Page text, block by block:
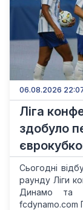
06.08.2026
Ліга
здобуло
Сьогодні
раунду Ліги
Динамо та
fcdynamo.com